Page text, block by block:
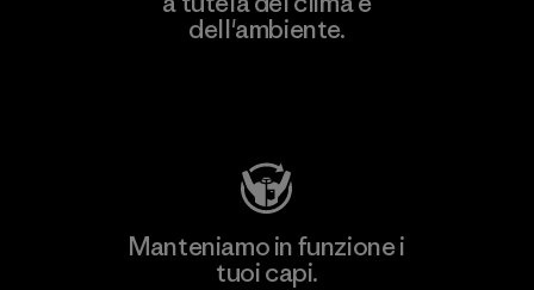
dell'ambiente.
Manteniamo in funzione i
tuoi capi.